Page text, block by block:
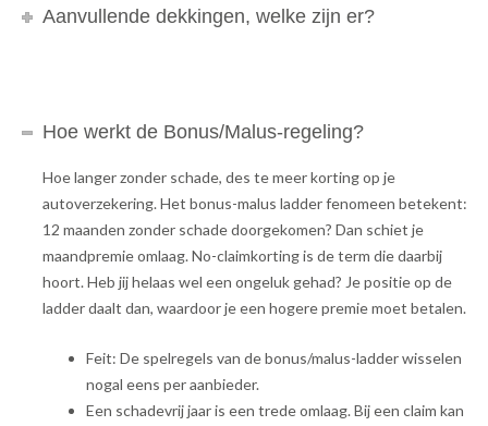
Aanvullende dekkingen, welke zijn er?
Hoe werkt de Bonus/Malus-regeling?
Hoe langer zonder schade, des te meer korting op je
autoverzekering. Het bonus-malus ladder fenomeen betekent:
12 maanden zonder schade doorgekomen? Dan schiet je
maandpremie omlaag. No-claimkorting is de term die daarbij
hoort. Heb jij helaas wel een ongeluk gehad? Je positie op de
ladder daalt dan, waardoor je een hogere premie moet betalen.
Feit: De spelregels van de bonus/malus-ladder wisselen
nogal eens per aanbieder.
Een schadevrij jaar is een trede omlaag. Bij een claim kan